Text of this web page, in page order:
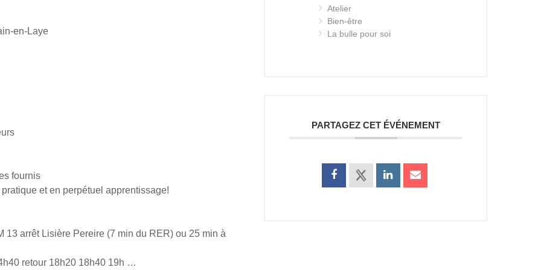
en-Laye
fournis
et en perpétuel apprentissage!
arrêt Lisière Pereire (7 min du RER) ou 25 min à
retour 18h20 18h40 19h …
Atelier
Bien-être
La bulle pour soi
PARTAGEZ CET ÉVÉNEMENT